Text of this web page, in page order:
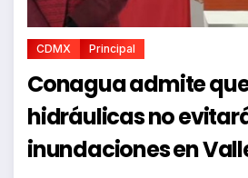
CDMX Principal
Conagua admite
hidráulicas no
inundaciones en